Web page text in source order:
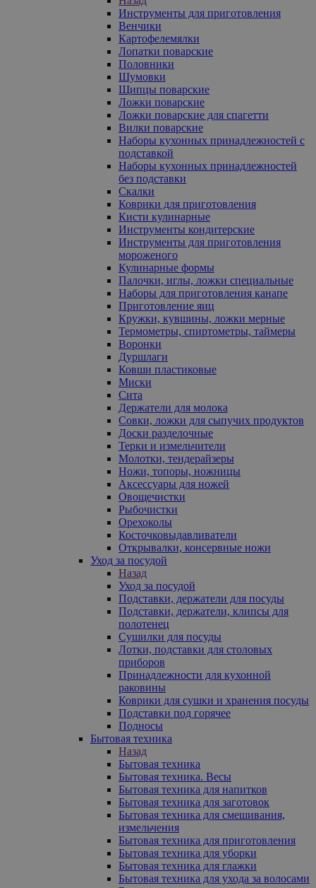
Инструменты для приготовления
Венчики
Картофелемялки
Лопатки поварские
Половники
Шумовки
Щипцы поварские
Ложки поварские
Ложки поварские для спагетти
Вилки поварские
Наборы кухонных принадлежностей с
подставкой
Наборы кухонных принадлежностей
без подставки
Скалки
Коврики для приготовления
Кисти кулинарные
Инструменты кондитерские
Инструменты для приготовления
мороженого
Кулинарные формы
Палочки, иглы, ложки специальные
Наборы для приготовления канапе
Приготовление яиц
Кружки, кувшины, ложки мерные
Термометры, спиртометры, таймеры
Воронки
Дуршлаги
Ковши пластиковые
Миски
Сита
Держатели для молока
Совки, ложки для сыпучих продуктов
Доски разделочные
Терки и измельчители
Молотки, тендерайзеры
Ножи, топоры, ножницы
Аксессуары для ножей
Овощечистки
Рыбочистки
Орехоколы
Косточковыдавливатели
Открывалки, консервные ножи
Уход за посудой
Назад
Уход за посудой
Подставки, держатели для посуды
Подставки, держатели, клипсы для
полотенец
Сушилки для посуды
Лотки, подставки для столовых
приборов
Принадлежности для кухонной
раковины
Коврики для сушки и хранения посуды
Подставки под горячее
Подносы
Бытовая техника
Назад
Бытовая техника
Бытовая техника. Весы
Бытовая техника для напитков
Бытовая техника для заготовок
Бытовая техника для смешивания,
измельчения
Бытовая техника для приготовления
Бытовая техника для уборки
Бытовая техника для глажки
Бытовая техника для ухода за волосами